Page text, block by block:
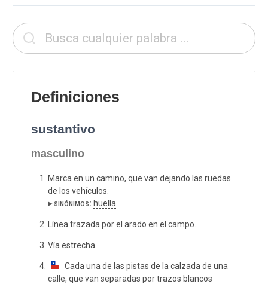
Definiciones
sustantivo
masculino
Marca en un camino, que van dejando las ruedas
de los vehículos.
▸ sinónimos: huella
Línea trazada por el arado en el campo.
Vía estrecha.
Cada una de las pistas de la calzada de una
calle, que van separadas por trazos blancos